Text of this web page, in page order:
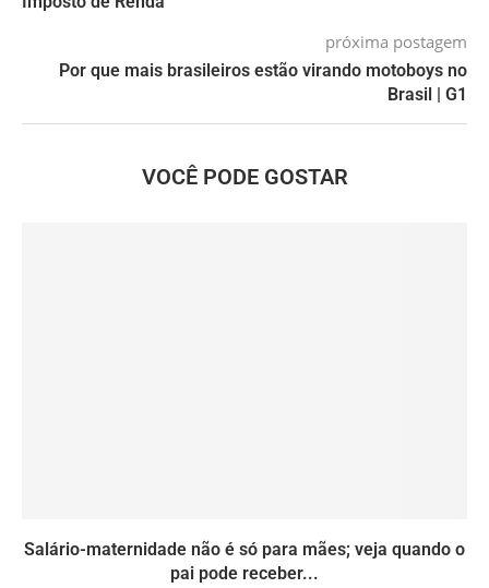
próxima postagem
Por que mais brasileiros estão virando motoboys no
Brasil | G1
VOCÊ PODE GOSTAR
Salário-maternidade não é só para mães; veja quando o
pai pode receber...